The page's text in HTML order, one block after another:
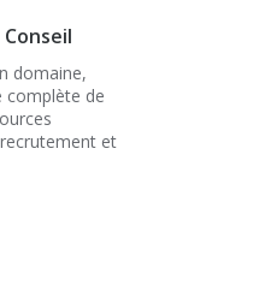
domaine,
complète de
et